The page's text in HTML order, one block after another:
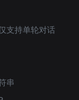
支持单轮对话
串